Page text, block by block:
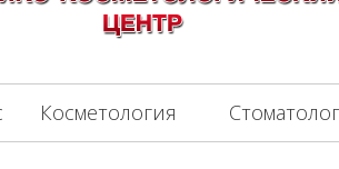
Косметология